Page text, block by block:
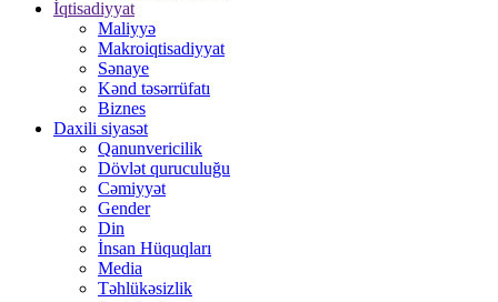
İqtisadiyyat
Maliyyə
Makroiqtisadiyyat
Sənaye
Kənd təsərrüfatı
Biznes
Daxili siyasət
Qanunvericilik
Dövlət quruculuğu
Cəmiyyət
Gender
Din
İnsan Hüquqları
Media
Təhlükəsizlik